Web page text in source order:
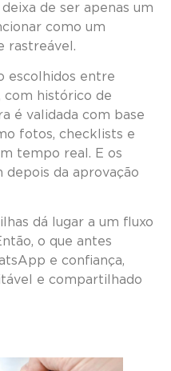
de ser apenas um
como um
rastreável.
escolhidos entre
com histórico de
é validada com base
fotos, checklists e
tempo real. E os
depois da aprovação
dá lugar a um fluxo
o que antes
e confiança,
e compartilhado